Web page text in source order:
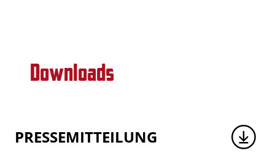
Downloads
PRESSEMITTEILUNG